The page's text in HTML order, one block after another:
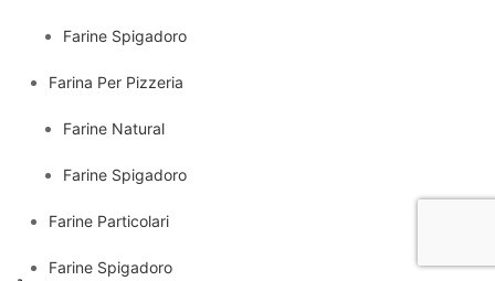
Farine Spigadoro
Farina Per Pizzeria
Farine Natural
Farine Spigadoro
Farine Particolari
Farine Spigadoro